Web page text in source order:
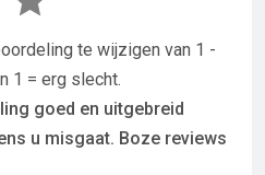
te wijzigen van 1 -
1 = erg slecht.
goed en uitgebreid
u misgaat. Boze reviews